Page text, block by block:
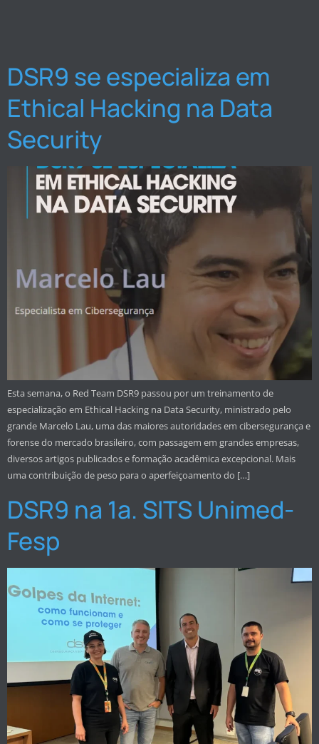
DSR9 se especializa em
Ethical Hacking na Data
Security
Esta semana, o Red Team DSR9 passou por um treinamento de
especialização em Ethical Hacking na Data Security, ministrado pelo
grande Marcelo Lau, uma das maiores autoridades em cibersegurança e
forense do mercado brasileiro, com passagem em grandes empresas,
diversos artigos publicados e formação acadêmica excepcional. Mais
uma contribuição de peso para o aperfeiçoamento do […]
DSR9 na 1a. SITS Unimed-
Fesp